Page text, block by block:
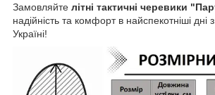
Замовляйте літні тактичні черевики
надійність та комфорт в найспекотніші дні
Україні!